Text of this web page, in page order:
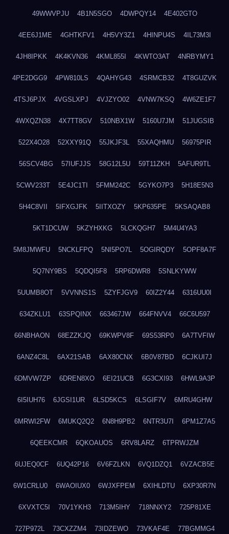
49WWVPJU 4B1N5SGO 4DWPQY14 4E402GTO
4EE6J1ME 4GHTKFV1 4H5VY3Z1 4HINPU4S 4IL73M3I
4JH8IPKK 4K4KVN36 4KML855I 4KWTO3AT 4NRBYMY1
4PE2DGG9 4PW810LS 4QAHYG43 4SRMCB32 4T8GUZVK
4TSJ6PJX 4VGSLXPJ 4VJZYO02 4VNW7KSQ 4W6ZE1F7
4WXQZN38 4X7TT8GV 510NBX1W 5160U7JM 51JUGSIB
522X4O28 52XXY91Q 55JKJF3L 55XAQHMU 56975PIR
56SCV4BG 57IUFJJS 58G12L5U 59T11ZKH 5AFUR9TL
5CWV233T 5E4JC1TI 5FMM242C 5GYKO7P3 5H18E5N3
5H4C8VII 5IFXGJFK 5IITXOZY 5KP635PE 5KSAQAB8
5KT1DCUW 5KZYHXKG 5LCKQGH7 5M4U4YA3
5M8JMWFU 5NCKLFPQ 5NI5PO7L 5OGIRQDY 5OPF8A7F
5Q7NY9BS 5QDQI5F8 5RP6DWR8 5SNLKYWW
5UUMB8OT 5VVNNS1S 5ZYFJGV9 60IZ2Y44 6316UU0I
634ZKLU1 63SPQINX 663467JW 664FNVV4 66C6U597
66NBHAON 68EZZKJQ 69KWPV8F 69S53RP0 6A7TVFIW
6ANZ4C8L 6AX21SAB 6AX80CNX 6B0V87BD 6CJKUI7J
6DMVW7ZP 6DREN8XO 6EI21UCB 6G3CXI93 6HWL9A3P
6I5IUH76 6JGSI1UR 6LSD5KCS 6LSGIF7V 6MRU4GHW
6MRWI2FW 6MUKQ2Q2 6N8H9PB2 6NTR3U7I 6PM1Z7A5
6QEEKCMR 6QKOAUOS 6RV8LARZ 6TPRWJZM
6UJEQ0CF 6UQ42P16 6V6FZLKN 6VQ1DZQ1 6VZACB5E
6W1CRLU0 6WAOIUX0 6WJXFPEM 6XIHLDTU 6XP30R7N
6XVXTC5I 70V1YKH3 713M5IHY 718NNXY2 725P81XE
727P972L 73CXZZM4 73IDZEWO 73VKAF4E 77BGMMG4